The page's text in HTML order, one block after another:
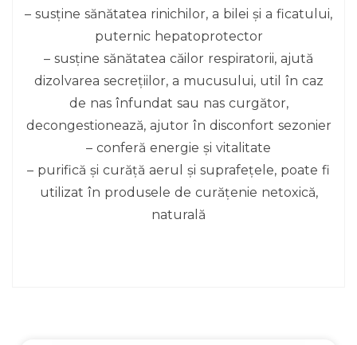
– susține sănătatea rinichilor, a bilei și a ficatului,
puternic hepatoprotector
– susține sănătatea căilor respiratorii, ajută
dizolvarea secrețiilor, a mucusului, util în caz
de nas înfundat sau nas curgător,
decongestionează, ajutor în disconfort sezonier
– conferă energie și vitalitate
– purifică și curăță aerul și suprafețele, poate fi
utilizat în produsele de curățenie netoxică,
naturală